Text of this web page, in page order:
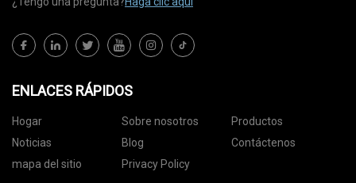
ENLACES RÁPIDOS
Hogar Sobre nosotros
Productos
Noticias
Blog
Contáctenos
mapa del sitio
Privacy Policy